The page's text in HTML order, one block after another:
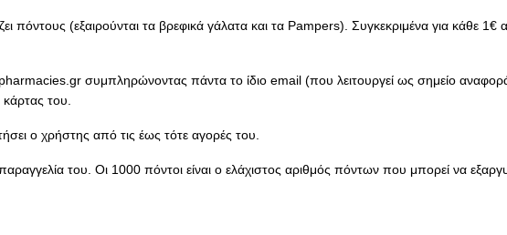
(εξαιρούνται τα βρεφικά γάλατα και τα Pampers). Συγκεκριμένα για κάθε 1€
συμπληρώνοντας πάντα το ίδιο email (που λειτουργεί ως σημείο
του.
ο χρήστης από τις έως τότε αγορές του.
του. Οι 1000 πόντοι είναι ο ελάχιστος αριθμός πόντων που μπορεί να